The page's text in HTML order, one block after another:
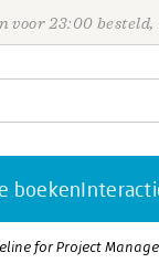
voor 23:00
boeken
for Project